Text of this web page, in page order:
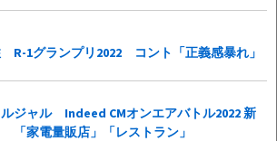
R-1グランプリ2022 コント「正義感暴れ」
ジャル Indeed CMオンエアバトル2022 新
「家電量販店」「レストラン」